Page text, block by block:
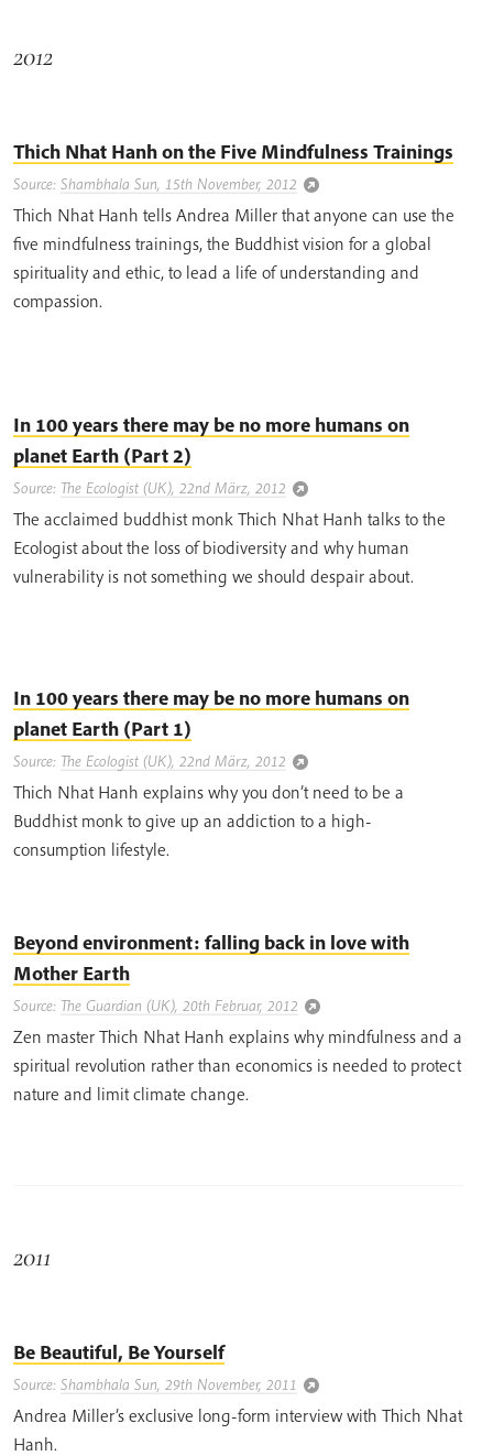
2012
Thich Nhat Hanh on the Five Mindfulness Trainings
Source: Shambhala Sun, 15th November, 2012
Thich Nhat Hanh tells Andrea Miller that anyone can use the
five mindfulness trainings, the Buddhist vision for a global
spirituality and ethic, to lead a life of understanding and
compassion.
In 100 years there may be no more humans on
planet Earth (Part 2)
Source: The Ecologist (UK), 22nd März, 2012
The acclaimed buddhist monk Thich Nhat Hanh talks to the
Ecologist about the loss of biodiversity and why human
vulnerability is not something we should despair about.
In 100 years there may be no more humans on
planet Earth (Part 1)
Source: The Ecologist (UK), 22nd März, 2012
Thich Nhat Hanh explains why you don’t need to be a
Buddhist monk to give up an addiction to a high-
consumption lifestyle.
Beyond environment: falling back in love with
Mother Earth
Source: The Guardian (UK), 20th Februar, 2012
Zen master Thich Nhat Hanh explains why mindfulness and a
spiritual revolution rather than economics is needed to protect
nature and limit climate change.
2011
Be Beautiful, Be Yourself
Source: Shambhala Sun, 29th November, 2011
Andrea Miller’s exclusive long-form interview with Thich Nhat
Hanh.